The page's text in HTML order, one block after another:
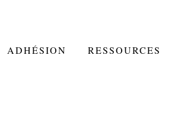
ADHÉSION RESSOURCES